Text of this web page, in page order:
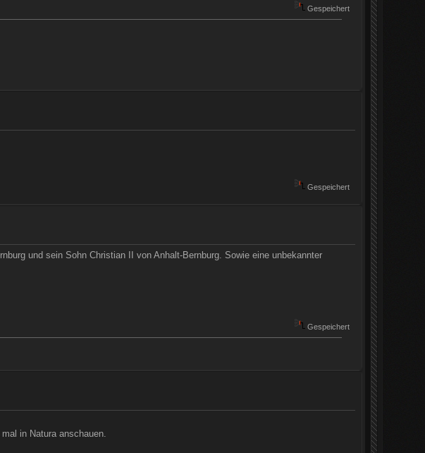
Gespeichert
Gespeichert
und sein Sohn Christian II von Anhalt-Bernburg. Sowie eine unbekannter
Gespeichert
in Natura anschauen.